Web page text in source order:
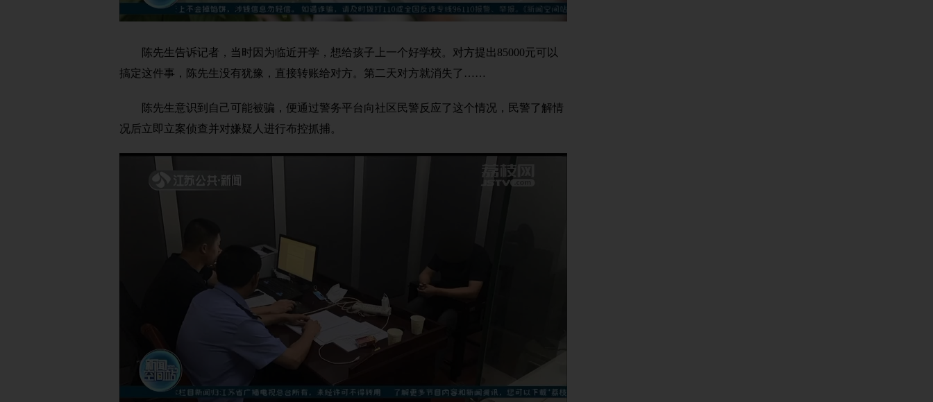
陈先生告诉记者，当时因为临近开学，想给孩子上一个好学校。对方提出85000元可以
搞定这件事，陈先生没有犹豫，直接转账给对方。第二天对方就消失了……
陈先生意识到自己可能被骗，便通过警务平台向社区民警反应了这个情况，民警了解情
况后立即立案侦查并对嫌疑人进行布控抓捕。